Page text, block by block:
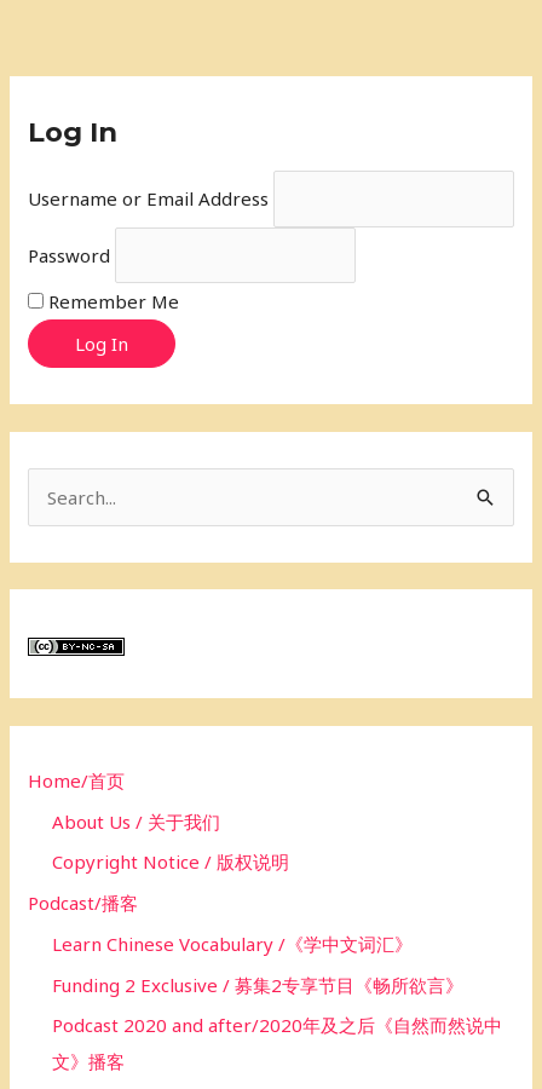
Log In
Username or Email Address
Password
Remember Me
Log In
c
rHome/首页
About Us / 关于我们
Copyright Notice / 版权说明
Podcast/播客
Learn Chinese Vocabulary /《学中文词汇》
Funding 2 Exclusive / 募集2专享节目《畅所欲言》
Podcast 2020 and after/2020年及之后《自然而然说中
文》播客